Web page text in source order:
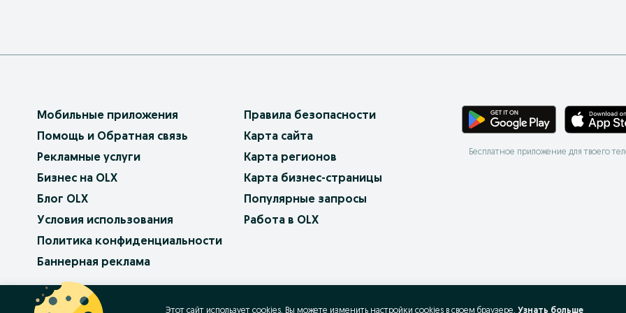
Мобильные приложения
Помощь и Обратная связь
Рекламные услуги
Бизнес на OLX
Блог OLX
Условия использования
Политика конфиденциальности
Баннерная реклама
Правила безопасности
Карта сайта
Карта регионов
Карта бизнес-страницы
Популярные запросы
Работа в OLX
Бесплатное приложение для твоего
OLX.bg
Этот сайт использует cookies. Вы можете изменить настройки cookies в своeм браузере. Узнать больше